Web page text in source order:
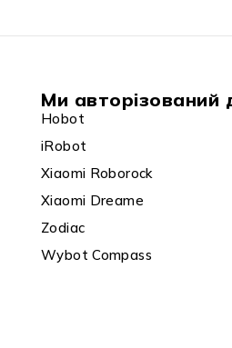
Ми авторізований
Hobot
iRobot
Xiaomi Roborock
Xiaomi Dreame
Zodiac
Wybot Compass